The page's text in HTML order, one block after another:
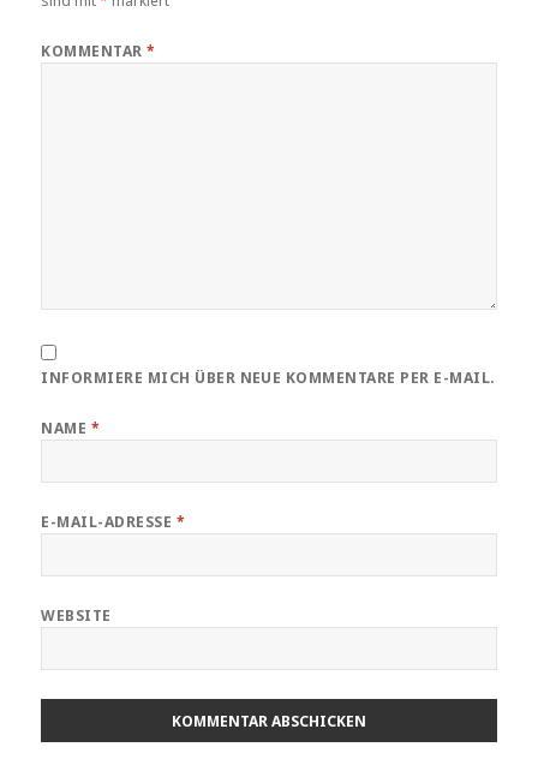
KOMMENTAR*
INFORMIERE MICH ÜBER NEUE KOMMENTARE PER E-MAIL.
NAME *
E-MAIL-ADRESSE *
WEBSITE